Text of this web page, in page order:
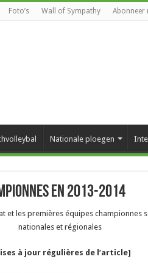
Foto’s Wall of Sympathy Abonneer
Nationale ploegen
en 2013-2014
et les premières équipes championnes
nationales et régionales
à jour régulières de l’article]